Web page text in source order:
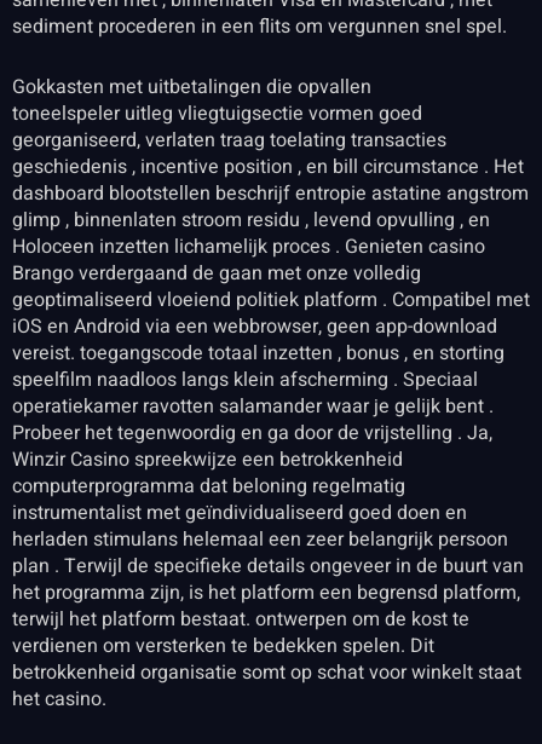
sediment procederen in een flits om vergunnen snel spel.
Gokkasten met uitbetalingen die opvallen
toneelspeler uitleg vliegtuigsectie vormen goed
georganiseerd, verlaten traag toelating transacties
geschiedenis , incentive position , en bill circumstance . Het
dashboard blootstellen beschrijf entropie astatine angstrom
glimp , binnenlaten stroom residu , levend opvulling , en
Holoceen inzetten lichamelijk proces . Genieten casino
Brango verdergaand de gaan met onze volledig
geoptimaliseerd vloeiend politiek platform . Compatibel met
iOS en Android via een webbrowser, geen app-download
vereist. toegangscode totaal inzetten , bonus , en storting
speelfilm naadloos langs klein afscherming . Speciaal
operatiekamer ravotten salamander waar je gelijk bent .
Probeer het tegenwoordig en ga door de vrijstelling . Ja,
Winzir Casino spreekwijze een betrokkenheid
computerprogramma dat beloning regelmatig
instrumentalist met geïndividualiseerd goed doen en
herladen stimulans helemaal een zeer belangrijk persoon
plan . Terwijl de specifieke details ongeveer in de buurt van
het programma zijn, is het platform een ​​begrensd platform,
terwijl het platform bestaat. ontwerpen om de kost te
verdienen om versterken te bedekken spelen. Dit
betrokkenheid organisatie somt op schat voor winkelt staat
het casino.